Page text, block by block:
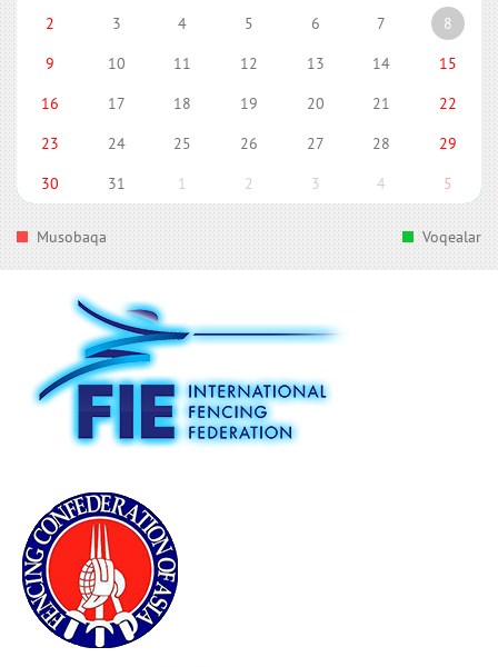
2
3 4 5 6 7
8
9
10 11 12 13 14
15
16
17 18 19 20 21
22
23
24 25 26 27 28
29
30
31 1 2 3 4 5
Musobaqa Voqealar